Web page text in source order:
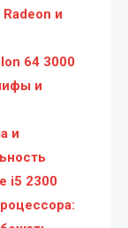
и
64 3000
и
и
i5 2300